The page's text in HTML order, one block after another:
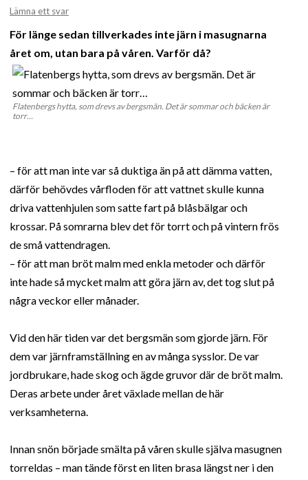
Lämna ett svar
För länge sedan tillverkades inte järn i masugnarna
året om, utan bara på våren. Varför då?
Flatenbergs hytta, som drevs av bergsmän. Det är sommar och bäcken är
torr…
– för att man inte var så duktiga än på att dämma vatten,
därför behövdes vårfloden för att vattnet skulle kunna
driva vattenhjulen som satte fart på blåsbälgar och
krossar. På somrarna blev det för torrt och på vintern frös
de små vattendragen.
– för att man bröt malm med enkla metoder och därför
inte hade så mycket malm att göra järn av, det tog slut på
några veckor eller månader.
Vid den här tiden var det bergsmän som gjorde järn. För
dem var järnframställning en av många sysslor. De var
jordbrukare, hade skog och ägde gruvor där de bröt malm.
Deras arbete under året växlade mellan de här
verksamheterna.
Innan snön började smälta på våren skulle själva masugnen
torreldas – man tände först en liten brasa längst ner i den